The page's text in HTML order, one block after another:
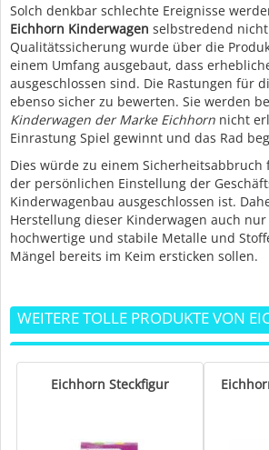
Solch denkbar schlechte Ereignisse
Eichhorn Kinderwagen selbstredend
Qualitätssicherung wurde über die
einem Umfang ausgebaut, dass
ausgeschlossen sind. Die Rastungen für
ebenso sicher zu bewerten. Sie werden
Kinderwagen der Marke Eichhorn nicht
Einrastung Spiel gewinnt und das Rad
Dies würde zu einem
der persönlichen Einstellung der
Kinderwagenbau ausgeschlossen ist.
Herstellung dieser Kinderwagen auch
hochwertige und stabile Metalle und
Mängel bereits im Keim ersticken sollen.
WEITERE TOLLE PRODUKTE VON
Eichhorn Steckfigur